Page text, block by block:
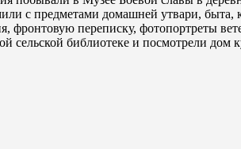
с предметами домашней утвари,
фронтовую переписку, фотопортреты
библиотеке и посмотрели дом